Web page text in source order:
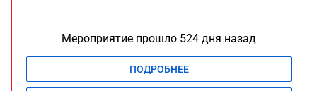
Мероприятие прошло 524 дня назад
ПОДРОБНЕЕ